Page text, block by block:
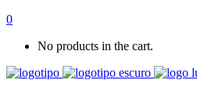
0
No products in the cart.